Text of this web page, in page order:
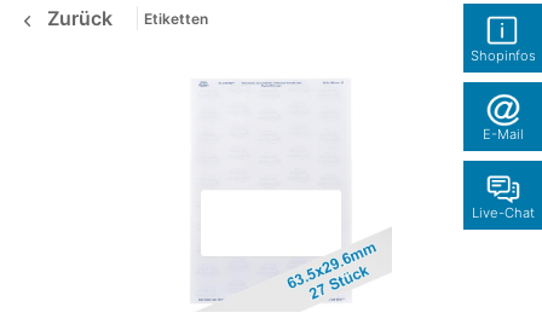
Shopinfos
E-Mail
Live-Chat
Zurück Etiketten